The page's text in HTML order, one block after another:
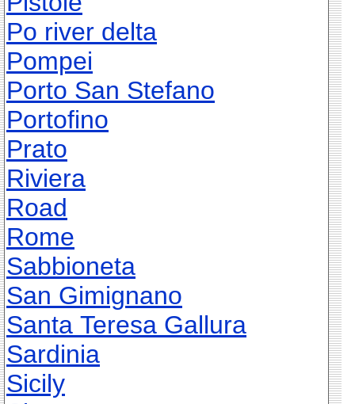
Po river delta
Pompei
Porto San Stefano
Portofino
Prato
Riviera
Road
Rome
Sabbioneta
San Gimignano
Santa Teresa Gallura
Sardinia
Sicily